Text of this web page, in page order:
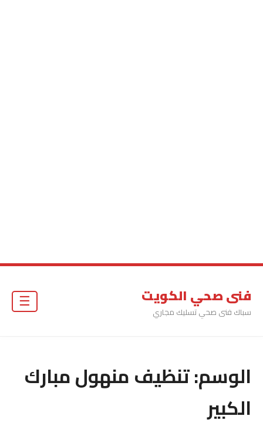
فنى صحي الكويت
سباك فنى صحي تسليك مجاري
الوسم:تنظيف منهول مبارك
الكبير